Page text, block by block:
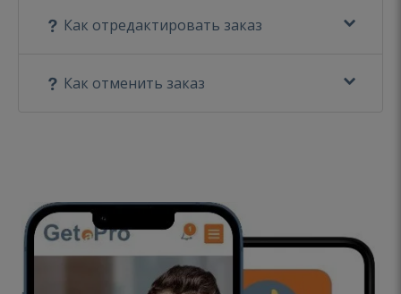
Как отредактировать заказ
Как отменить заказ